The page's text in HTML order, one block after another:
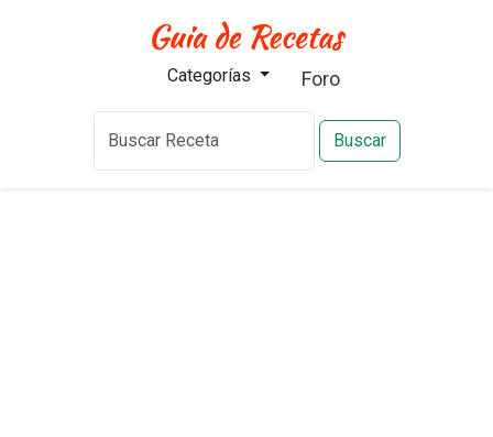
Categorías Foro
Buscar